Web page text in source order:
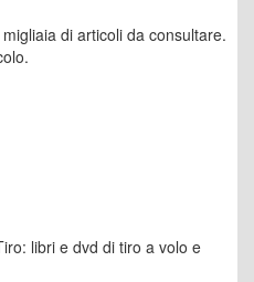
di articoli da consultare.
libri e dvd di tiro a volo e